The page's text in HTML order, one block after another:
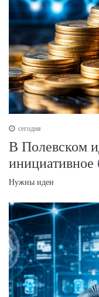
сегодня
В Полевском
Нужны идеи